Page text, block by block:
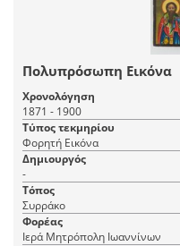
Πολυπρόσωπη Εικόνα
Χρονολόγηση
1871 - 1900
Τύπος τεκμηρίου
Φορητή Εικόνα
Δημιουργός
-
Τόπος
Συρράκο
Φορέας
Ιερά Μητρόπολη Ιωαννίνων